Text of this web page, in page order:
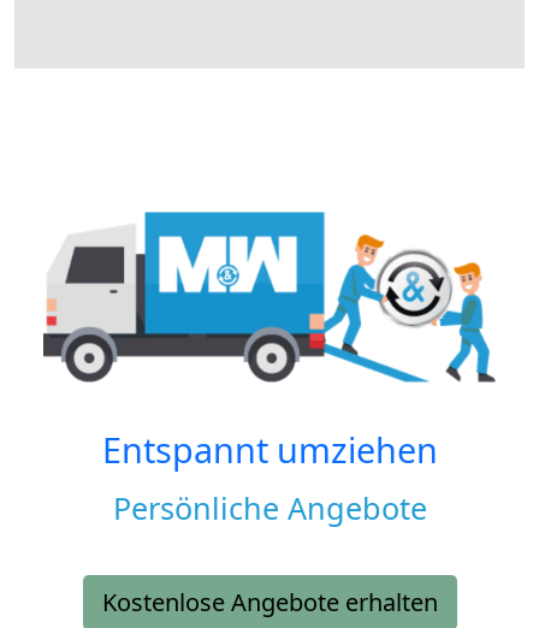
Entspannt umziehen
Persönliche Angebote
Kostenlose Angebote erhalten